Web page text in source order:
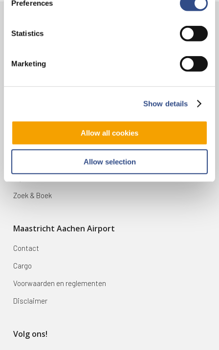
Preferences
Statistics
Marketing
Show details
Allow all cookies
Allow selection
Contact
6199 AD Maastricht Airport
Op reis
Vluchten
Zoek & Boek
Maastricht Aachen Airport
Contact
Cargo
Voorwaarden en reglementen
Disclaimer
Volg ons!